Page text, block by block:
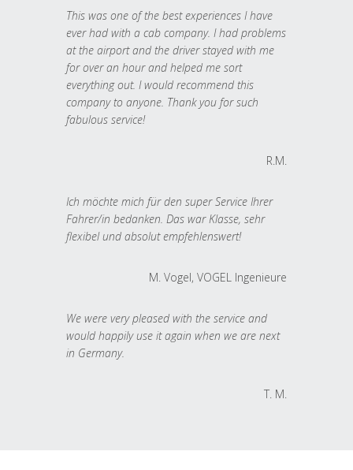
This was one of the best experiences I have
ever had with a cab company. I had problems
at the airport and the driver stayed with me
for over an hour and helped me sort
everything out. I would recommend this
company to anyone. Thank you for such
fabulous service!
R.M.
Ich möchte mich für den super Service Ihrer
Fahrer/in bedanken. Das war Klasse, sehr
flexibel und absolut empfehlenswert!
M. Vogel, VOGEL Ingenieure
We were very pleased with the service and
would happily use it again when we are next
in Germany.
T. M.